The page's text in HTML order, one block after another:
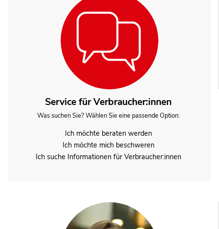
Service für Verbraucher:innen
Was suchen Sie? Wählen Sie eine passende Option:
Ich möchte beraten werden
Ich möchte mich beschweren
Ich suche Informationen für Verbraucher:innen